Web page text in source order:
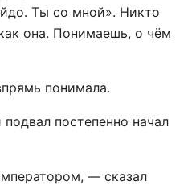
Ты со мной». Никто
она. Понимаешь, о чём
понимала.
постепенно начал
— сказал